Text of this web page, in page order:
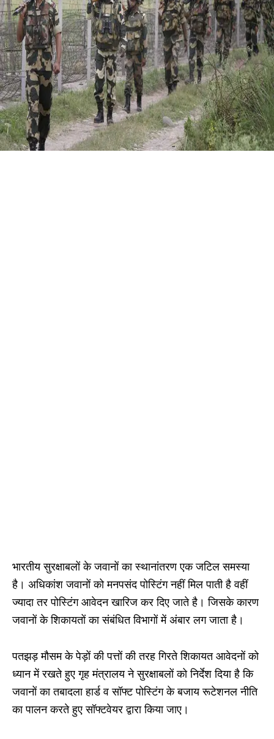
भारतीय सुरक्षाबलों के जवानों का स्थानांतरण एक जटिल समस्या
है। अधिकांश जवानों को मनपसंद पोस्टिंग नहीं मिल पाती है वहीं
ज्यादा तर पोस्टिंग आवेदन खारिज कर दिए जाते है। जिसके कारण
जवानों के शिकायतों का संबंधित विभागों में अंबार लग जाता है।
पतझड़ मौसम के पेड़ों की पत्तों की तरह गिरते शिकायत आवेदनों को
ध्यान में रखते हुए गृह मंत्रालय ने सुरक्षाबलों को निर्देश दिया है कि
जवानों का तबादला हार्ड व सॉफ्ट पोस्टिंग के बजाय रूटेशनल नीति
का पालन करते हुए सॉफ्टवेयर द्वारा किया जाए।